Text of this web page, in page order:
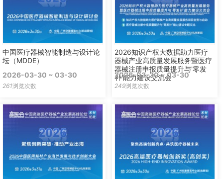
中国医疗器械智能制造与设计论
坛（MDDE）
2026-03-30 ~ 03-30
261浏览次数
2026知识产权大数据助力医疗
器械产业高质量发展服务暨医疗
器械注册申报质量提升与'零发
补'能力建设交流会
2026-03-30 ~ 03-30
249浏览次数